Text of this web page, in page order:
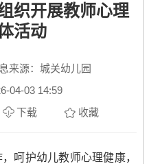
织开展教师心理
活动
来源：城关幼儿园
04-03 14:59
下载 收藏
呵护幼儿教师心理健康，